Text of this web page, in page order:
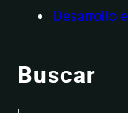
Desarrollo
Buscar